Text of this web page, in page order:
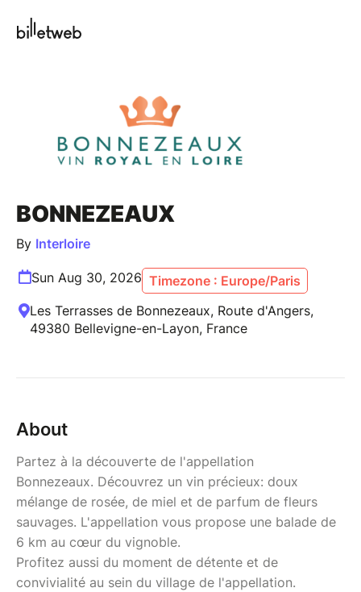
BONNEZEAUX
By Interloire
Sun Aug 30, 2026 Timezone : Europe/Paris
Les Terrasses de Bonnezeaux, Route d'Angers,
49380 Bellevigne-en-Layon, France
About
Partez à la découverte de l'appellation
Bonnezeaux. Découvrez un vin précieux: doux
mélange de rosée, de miel et de parfum de fleurs
sauvages. L'appellation vous propose une balade de
6 km au cœur du vignoble.
Profitez aussi du moment de détente et de
convivialité au sein du village de l'appellation.